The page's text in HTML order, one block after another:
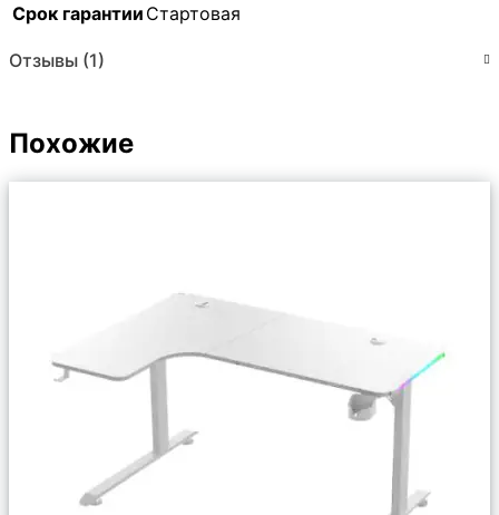
Срок гарантии Стартовая
Отзывы (1)
Похожие